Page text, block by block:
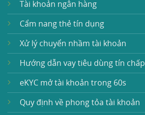
Tài khoản ngân hàng
Cẩm nang thẻ tín dụng
Xử lý chuyển nhầm tài khoản
Hướng dẫn vay tiêu dùng tín chấp
eKYC mở tài khoản trong 60s
Quy định về phong tỏa tài khoản